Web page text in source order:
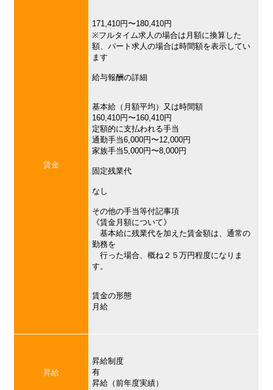
賃金
171,410円〜180,410円
※フルタイム求人の場合は月額に換算した
額、パート求人の場合は時間額を表示してい
ます
給与報酬の詳細
基本給（月額平均）又は時間額
160,410円〜160,410円
定額的に支払われる手当
通勤手当6,000円〜12,000円
家族手当5,000円〜8,000円
固定残業代
なし
その他の手当等付記事項
《賃金月額について》
基本給に残業代を加えた賃金額は、通常の
勤務を
行った場合、概ね２５万円程度になりま
す。
賃金の形態
月給
昇給
昇給制度
有
昇給（前年度実績）